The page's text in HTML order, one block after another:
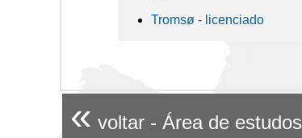
Tromsø - licenciado
« voltar - Área de estudos